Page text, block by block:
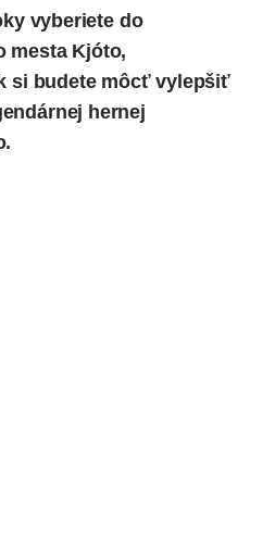
vyberiete do
mesta Kjóto,
si budete môcť vylepšiť
hernej
.